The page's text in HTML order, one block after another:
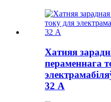
Хатняя
пераменнага
32 А